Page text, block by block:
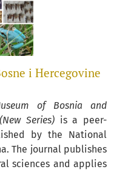
i Hercegovine
of Bosnia and
Series)is a peer-
by the National
The journal publishes
sciences and applies